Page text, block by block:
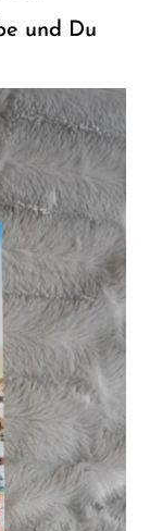
und Du